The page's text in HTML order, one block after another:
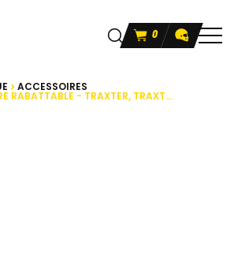
0
ACCESSOIRES
RABATTABLE - TRAXTER, TRAXT...